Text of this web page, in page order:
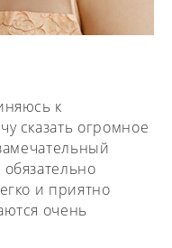
к
сказать огромное
и приятно
очень